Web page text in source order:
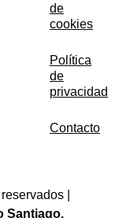
de
cookies
Política
de
privacidad
Contacto
|
Santiago.